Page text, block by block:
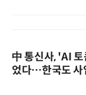
中 통신사, 'AI
었다…한국도 사